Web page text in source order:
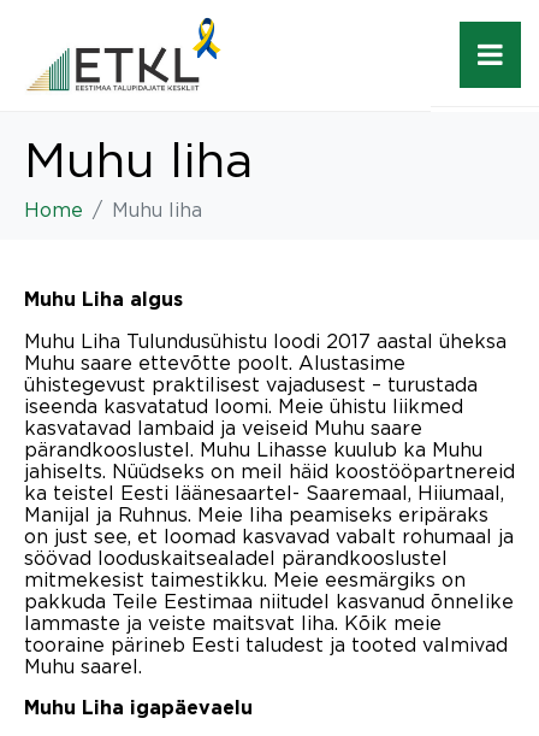
Muhu liha
Home Muhu liha
Muhu Liha algus
Muhu Liha Tulundusühistu loodi 2017 aastal üheksa
Muhu saare ettevõtte poolt. Alustasime
ühistegevust praktilisest vajadusest – turustada
iseenda kasvatatud loomi. Meie ühistu liikmed
kasvatavad lambaid ja veiseid Muhu saare
pärandkooslustel. Muhu Lihasse kuulub ka Muhu
jahiselts. Nüüdseks on meil häid koostööpartnereid
ka teistel Eesti läänesaartel- Saaremaal, Hiiumaal,
Manijal ja Ruhnus. Meie liha peamiseks eripäraks
on just see, et loomad kasvavad vabalt rohumaal ja
söövad looduskaitsealadel pärandkooslustel
mitmekesist taimestikku. Meie eesmärgiks on
pakkuda Teile Eestimaa niitudel kasvanud õnnelike
lammaste ja veiste maitsvat liha. Kõik meie
tooraine pärineb Eesti taludest ja tooted valmivad
Muhu saarel.
Muhu Liha igapäevaelu